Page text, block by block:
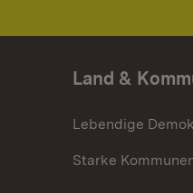
Land &
Lebendige
Starke